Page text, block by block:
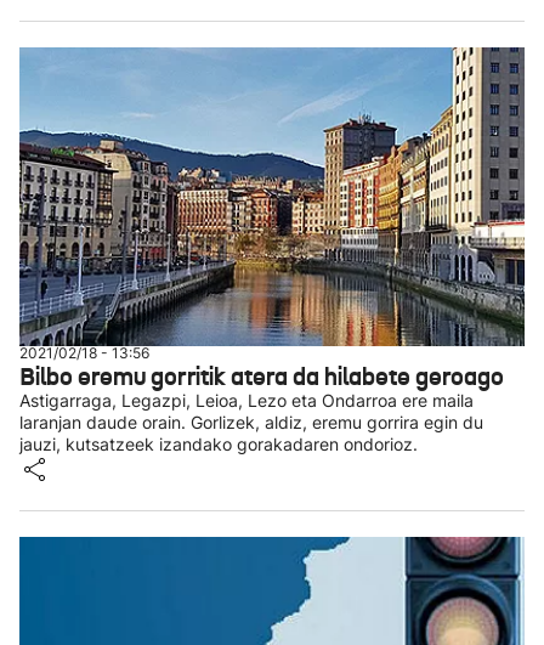
2021/02/18 - 13:56
Bilbo eremu gorritik atera da hilabete geroago
Astigarraga, Legazpi, Leioa, Lezo eta Ondarroa ere maila
laranjan daude orain. Gorlizek, aldiz, eremu gorrira egin du
jauzi, kutsatzeek izandako gorakadaren ondorioz.